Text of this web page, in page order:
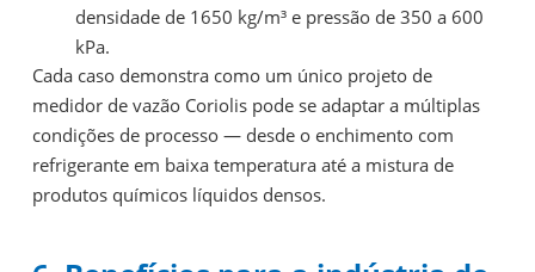
densidade de 1650 kg/m³ e pressão de 350 a 600
kPa.
Cada caso demonstra como um único projeto de
medidor de vazão Coriolis pode se adaptar a múltiplas
condições de processo — desde o enchimento com
refrigerante em baixa temperatura até a mistura de
produtos químicos líquidos densos.